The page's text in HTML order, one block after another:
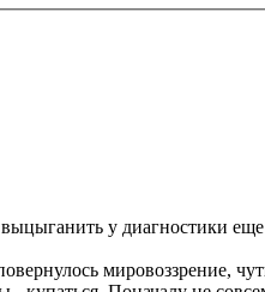
у диагностики
мировоззрение,